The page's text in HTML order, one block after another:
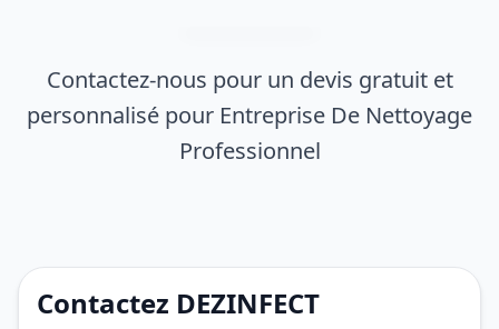
Contactez-nous pour un devis gratuit et
personnalisé pour Entreprise De Nettoyage
Professionnel
Contactez DEZINFECT